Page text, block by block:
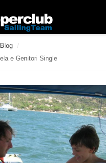
/
e Genitori Single